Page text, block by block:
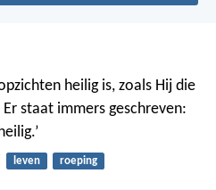
heilig is, zoals Hij die
staat immers geschreven:
leven roeping